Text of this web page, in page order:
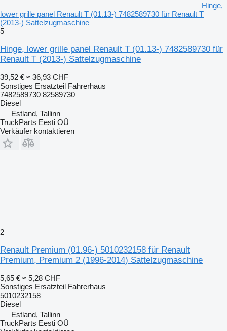
Hinge,
lower grille panel Renault T (01.13-) 7482589730 für Renault T
(2013-) Sattelzugmaschine
5
Hinge, lower grille panel Renault T (01.13-) 7482589730 für
Renault T (2013-) Sattelzugmaschine
39,52 € ≈ 36,93 CHF
Sonstiges Ersatzteil Fahrerhaus
7482589730 82589730
Diesel
Estland, Tallinn
TruckParts Eesti OÜ
Verkäufer kontaktieren
2
Renault Premium (01.96-) 5010232158 für Renault
Premium, Premium 2 (1996-2014) Sattelzugmaschine
5,65 € ≈ 5,28 CHF
Sonstiges Ersatzteil Fahrerhaus
5010232158
Diesel
Estland, Tallinn
TruckParts Eesti OÜ